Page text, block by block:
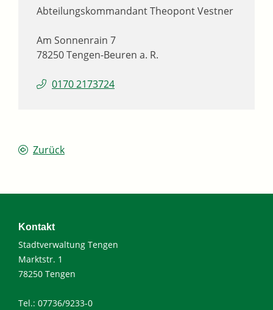
AbteilungskommandantTheopontVestner
Am Sonnenrain 7
78250Tengen-Beuren a. R.
0170 2173724
Zurück
Kontakt
Stadtverwaltung Tengen
Marktstr. 1
78250 Tengen
Tel.: 07736/9233-0